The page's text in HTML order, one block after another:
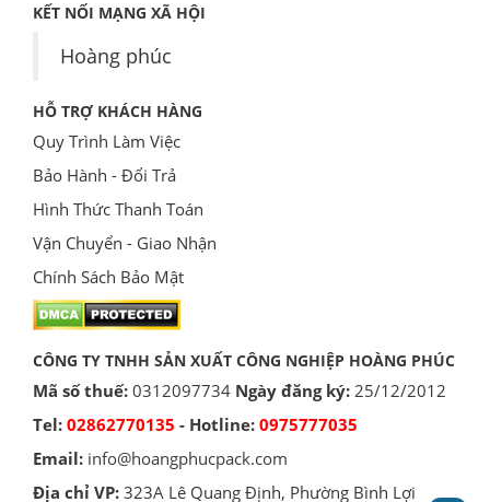
KẾT NỐI MẠNG XÃ HỘI
Hoàng phúc
HỖ TRỢ KHÁCH HÀNG
Quy Trình Làm Việc
Bảo Hành - Đổi Trả
Hình Thức Thanh Toán
Vận Chuyển - Giao Nhận
Chính Sách Bảo Mật
CÔNG TY TNHH SẢN XUẤT CÔNG NGHIỆP HOÀNG PHÚC
Mã số thuế: 0312097734 Ngày đăng ký: 25/12/2012
Tel: 02862770135 - Hotline: 0975777035
Email: info@hoangphucpack.com
Địa chỉ VP: 323A Lê Quang Định, Phường Bình Lợi